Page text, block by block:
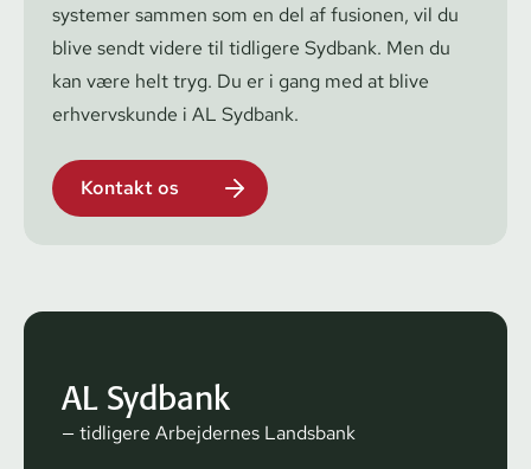
systemer sammen som en del af fusionen, vil du
blive sendt videre til tidligere Sydbank. Men du
kan være helt tryg. Du er i gang med at blive
erhvervskunde i AL Sydbank.
Kontakt os
AL Sydbank
— tidligere Arbejdernes Landsbank